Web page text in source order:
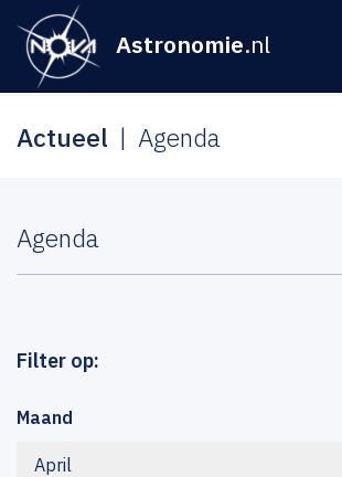
Astronomie.nl
Actueel Agenda
Agenda
Filter op:
Maand
April